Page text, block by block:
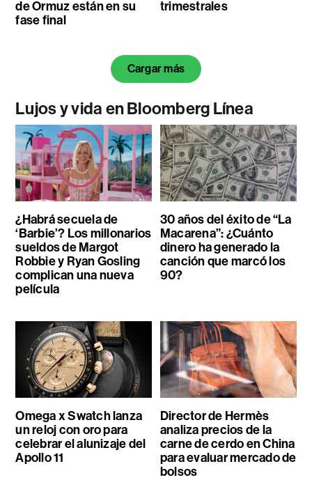
de Ormuz están en su
fase final
trimestrales
Cargar más
Lujos y vida en Bloomberg Línea
¿Habrá secuela de
‘Barbie’? Los millonarios
sueldos de Margot
Robbie y Ryan Gosling
complican una nueva
película
30 años del éxito de “La
Macarena”: ¿Cuánto
dinero ha generado la
canción que marcó los
90?
Omega x Swatch lanza
un reloj con oro para
celebrar el alunizaje del
Apollo 11
Director de Hermès
analiza precios de la
carne de cerdo en China
para evaluar mercado de
bolsos